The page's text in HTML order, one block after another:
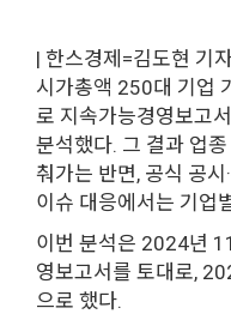
| 한스경제=김도현 기
시가총액 250대 기업
로 지속가능경영보고
분석했다. 그 결과 업종
춰가는 반면, 공식 공시
이슈 대응에서는 기업
이번 분석은 2024년
영보고서를 토대로,
으로 했다.